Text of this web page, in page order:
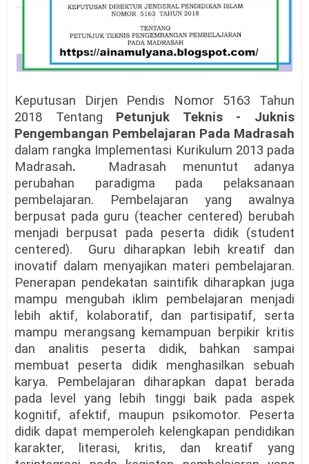
Keputusan Dirjen Pendis Nomor 5163 Tahun
2018 Tentang Petunjuk Teknis - Juknis
Pengembangan Pembelajaran Pada Madrasah
dalam rangka Implementasi Kurikulum 2013 pada
Madrasah. Madrasah
menuntut adanya
perubahan paradigma pada pelaksanaan
pembelajaran. Pembelajaran yang awalnya
berpusat pada guru (teacher centered) berubah
menjadi berpusat pada peserta didik (student
centered). Guru diharapkan lebih kreatif dan
inovatif dalam menyajikan materi pembelajaran.
Penerapan pendekatan saintifik diharapkan juga
mampu mengubah iklim pembelajaran menjadi
lebih aktif, kolaboratif, dan partisipatif, serta
mampu merangsang kemampuan berpikir kritis
dan analitis peserta didik, bahkan sampai
membuat peserta didik menghasilkan sebuah
karya. Pembelajaran diharapkan dapat berada
pada level yang lebih tinggi baik pada aspek
kognitif, afektif, maupun psikomotor. Peserta
didik dapat memperoleh kelengkapan pendidikan
karakter, literasi, kritis, dan kreatif yang